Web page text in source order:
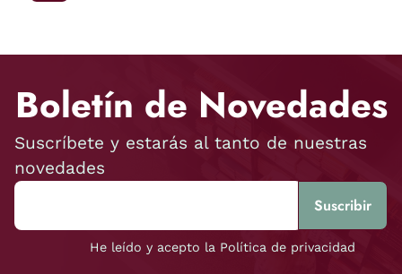
Boletín de Novedades
Suscríbete y estarás al tanto de nuestras
novedades
He leído y acepto la Política de privacidad